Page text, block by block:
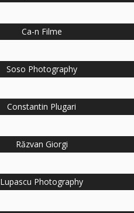
Ca-n Filme
Soso Photography
Constantin Plugari
Răzvan Giorgi
Lupascu Photography